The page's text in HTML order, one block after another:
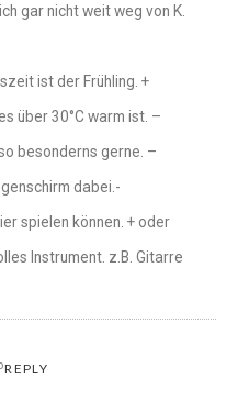
gar nicht weit weg von K.
ist der Frühling. +
über 30°C warm ist. –
besonderns gerne. –
dabei.-
spielen können. + oder
Instrument. z.B. Gitarre
REPLY